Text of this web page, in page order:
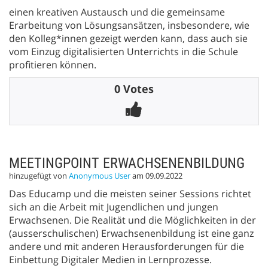
einen kreativen Austausch und die gemeinsame
Erarbeitung von Lösungsansätzen, insbesondere, wie
den Kolleg*innen gezeigt werden kann, dass auch sie
vom Einzug digitalisierten Unterrichts in die Schule
profitieren können.
0 Votes
MEETINGPOINT ERWACHSENENBILDUNG
hinzugefügt von Anonymous Useram 09.09.2022
Das Educamp und die meisten seiner Sessions richtet
sich an die Arbeit mit Jugendlichen und jungen
Erwachsenen. Die Realität und die Möglichkeiten in der
(ausserschulischen) Erwachsenenbildung ist eine ganz
andere und mit anderen Herausforderungen für die
Einbettung Digitaler Medien in Lernprozesse.